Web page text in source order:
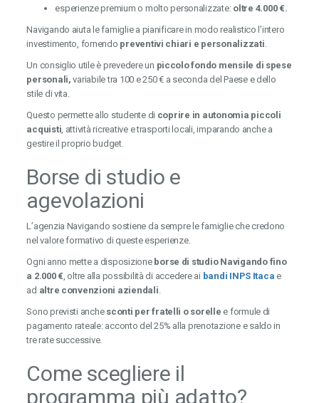
esperienze premium o molto personalizzate: oltre 4.000 €.
Navigando aiuta le famiglie a pianificare in modo realistico l’intero
investimento, fornendo preventivi chiari e personalizzati
Un consiglio utile è prevedere un piccolo fondo mensile di spese
personali, variabile tra 100 e 250 € a seconda del Paese e dello
stile di vita.
Questo permette allo studente di coprire in autonomia piccoli
acquisti , attività ricreative e trasporti locali, imparando anche a
gestire il proprio budget.
Borse di studio e
agevolazioni
L’agenzia Navigando sostiene da sempre le famiglie che credono
nel valore formativo di queste esperienze.
Ogni anno mette a disposizione borse di studio Navigando fino
a 2.000 € , oltre alla possibilità di accedere ai bandi INPS Itaca e
ad altre convenzioni aziendali
Sono previsti anche sconti per fratelli o sorelle e formule di
pagamento rateale: acconto del 25% alla prenotazione e saldo in
tre rate successive.
Come scegliere il
programma più adatto?